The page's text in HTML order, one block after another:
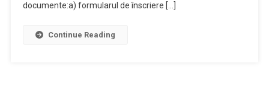
documente:a) formularul de înscriere […]
Continue Reading